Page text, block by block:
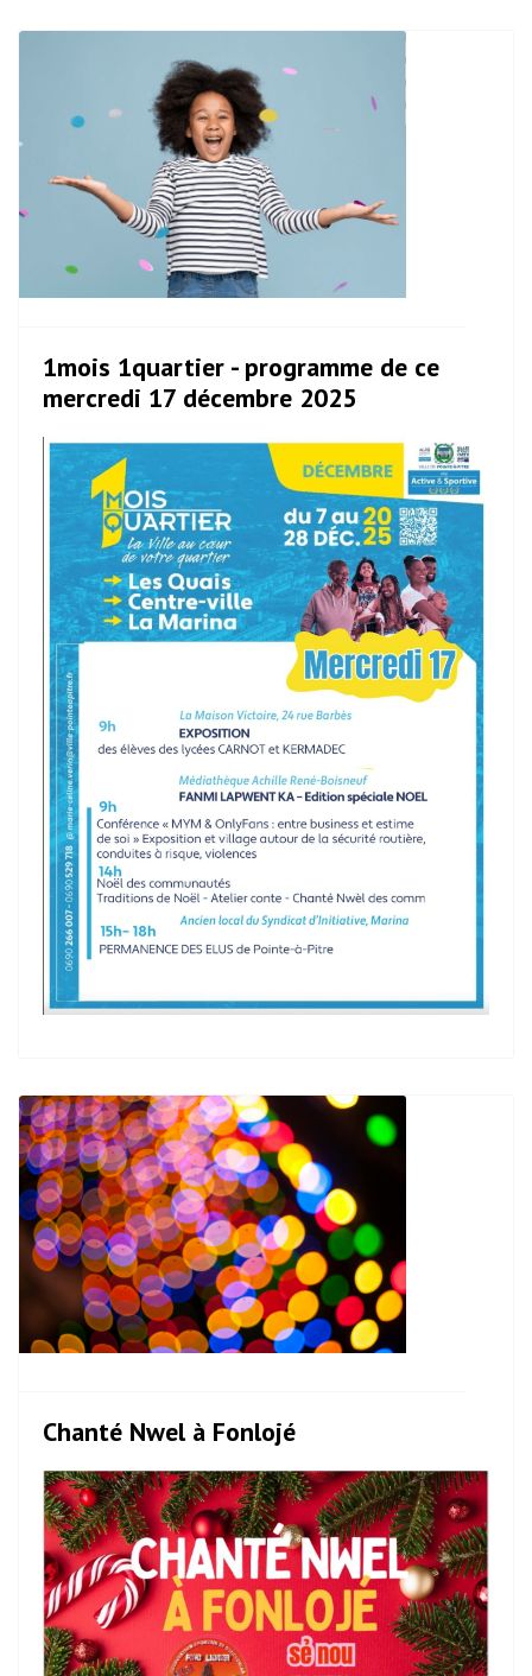
1mois 1quartier - programme de ce
mercredi 17 décembre 2025
Chanté Nwel à Fonlojé